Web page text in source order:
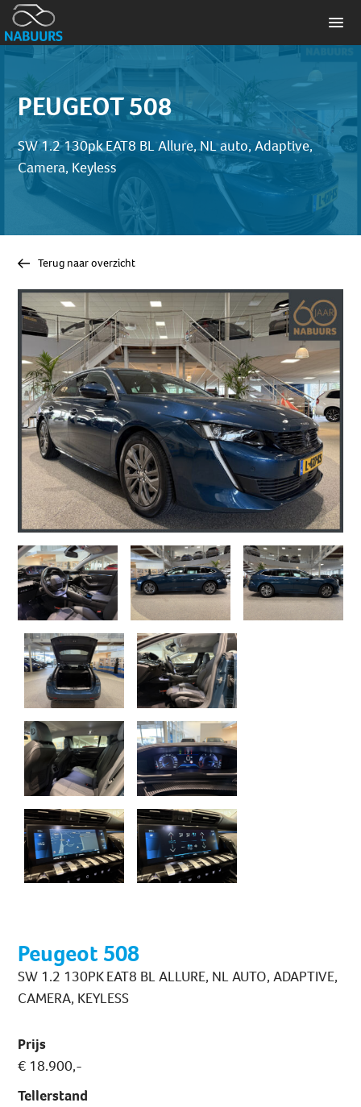
PEUGEOT 508
SW 1.2 130pk EAT8 BL Allure, NL auto, Adaptive,
Camera, Keyless
Terug naar overzicht
Peugeot 508
SW 1.2 130PK EAT8 BL ALLURE, NL AUTO, ADAPTIVE,
CAMERA, KEYLESS
Prijs
€ 18.900,-
Tellerstand